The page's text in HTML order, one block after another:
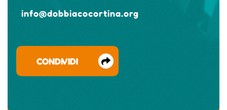
info@dobbiacocortina.org
CONDIVIDI